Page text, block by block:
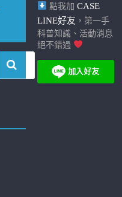
點我加 CASE
LINE好友 ，第一手
科普知識、活動消息
絕不錯過